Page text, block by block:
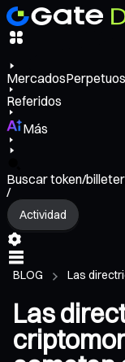
MercadosPerpetuos
Referidos
Más
Buscar token/
/
Actividad
BLOG Las
Las